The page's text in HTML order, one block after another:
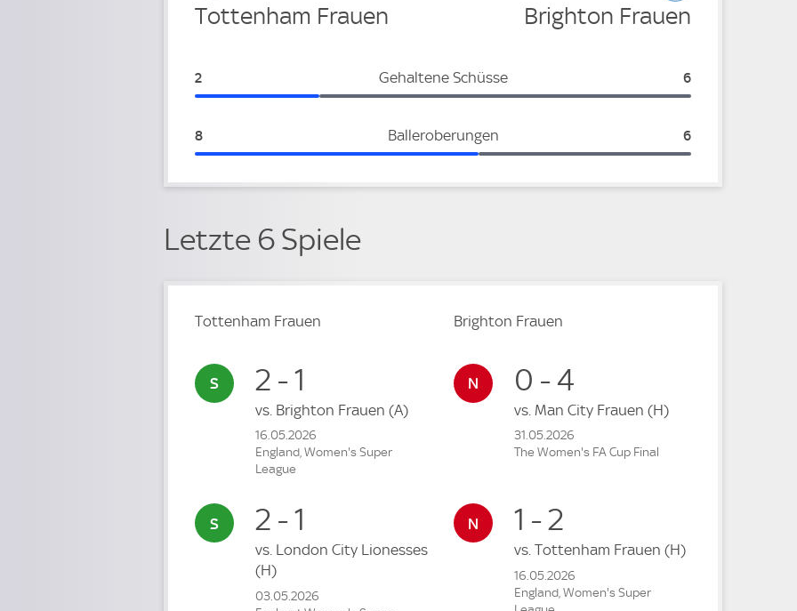
Tottenham Frauen Brighton Frauen
Gehaltene Schüsse
Tottenham Frauen:
2 Brighton Frauen:
6
Balleroberungen
Tottenham Frauen:
8 Brighton Frauen:
6
Letzte 6 Spiele
Tottenham Frauen
2 - 1
vs. Brighton Frauen (A)
16.05.2026
England, Women's Super
League
2 - 1
vs. London City Lionesses
(H)
03.05.2026
Brighton Frauen
0 - 4
vs. Man City Frauen (H)
31.05.2026
The Women's FA Cup Final
1 - 2
vs. Tottenham Frauen (H)
16.05.2026
England, Women's Super